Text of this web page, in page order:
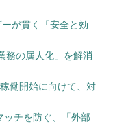
が貫く「安全と効
務の属人化」を解消
働開始に向けて、対
チを防ぐ、「外部